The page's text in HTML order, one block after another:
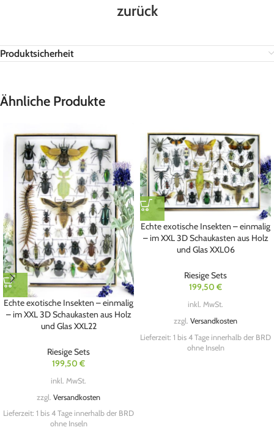
zurück
Produktsicherheit
Ähnliche Produkte
Echte exotische Insekten – einmalig
– im XXL 3D Schaukasten aus Holz
und Glas XXL22
Riesige Sets
199,50 €
inkl. MwSt.
zzgl. Versandkosten
Lieferzeit: 1 bis 4 Tage innerhalb der BRD
ohne Inseln
Echte exotische Insekten – einmalig
– im XXL 3D Schaukasten aus Holz
und Glas XXL06
Riesige Sets
199,50 €
inkl. MwSt.
zzgl. Versandkosten
Lieferzeit: 1 bis 4 Tage innerhalb der BRD
ohne Inseln